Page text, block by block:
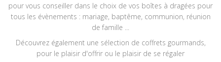
pour vous conseiller dans le choix de vos boîtes à dragées pour
tous les évènements : mariage, baptême, communion, réunion
de famille ...
Découvrez également une sélection de coffrets gourmands,
pour le plaisir d'offrir ou le plaisir de se régaler